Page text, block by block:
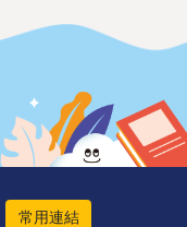
常用連結